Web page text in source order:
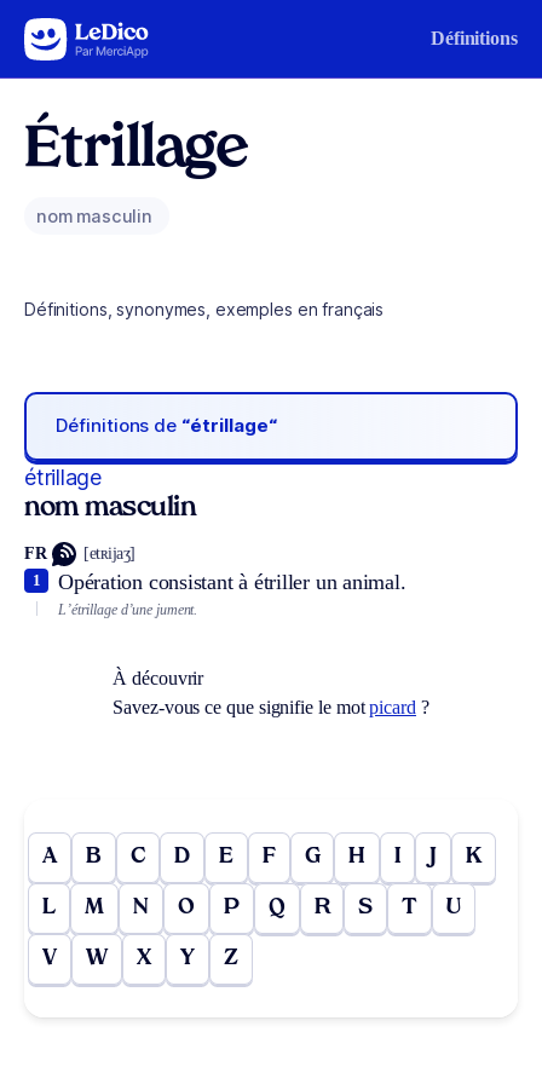
Aller au contenu Définitions
Étrillage
nom masculin
Définitions, synonymes, exemples en français
Définitions de “étrillage“
étrillage
nom masculin
FR [etʀijaʒ]
Opération consistant à étriller un animal.
1
L’étrillage d’une jument.
À découvrir
Savez-vous ce que signifie le motpicard ?
A B C D E F G H I J K
L M N O P Q R S T U
V W X Y Z